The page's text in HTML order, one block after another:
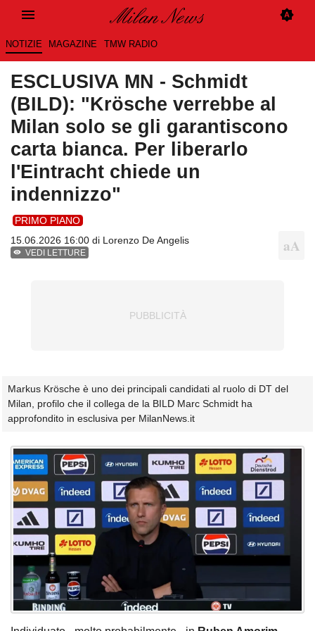
NOTIZIE MAGAZINE TMW RADIO
ESCLUSIVA MN - Schmidt
(BILD): "Krösche verrebbe al
Milan solo se gli garantiscono
carta bianca. Per liberarlo
l'Eintracht chiede un
indennizzo"
PRIMO PIANO
15.06.2026 16:00 di Lorenzo De Angelis
VEDI LETTURE
Markus Krösche è uno dei principali candidati al ruolo di DT del
Milan, profilo che il collega de la BILD Marc Schmidt ha
approfondito in esclusiva per MilanNews.it